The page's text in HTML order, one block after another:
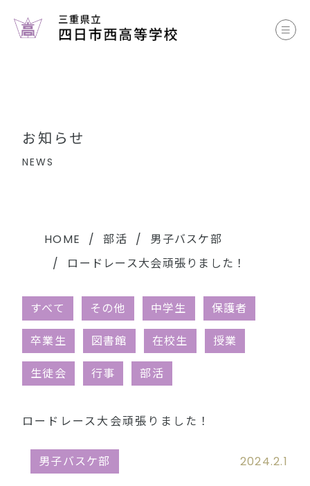
お知らせ
学校生活
中学生のみなさまへ
同窓会（外部リンク）
お知らせ
NEWS
HOME 部活
男子バスケ部
ロードレース大会頑張りました！
すべて その他 中学生 保護者
卒業生 図書館 在校生 授業
生徒会 行事 部活
ロードレース大会頑張りました！
2024.2.1
男子バスケ部